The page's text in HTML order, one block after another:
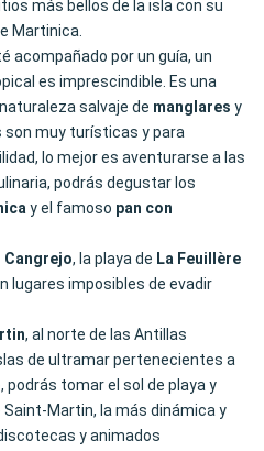
más bellos de la isla con su
Martinica.
acompañado por un guía, un
es imprescindible. Es una
salvaje de manglares y
son muy turísticas y para
lo mejor es aventurarse a las
podrás degustar los
y el famoso pan con
Cangrejo, la playa de La Feuillère
lugares imposibles de evadir
, al norte de las Antillas
de ultramar pertenecientes a
podrás tomar el sol de playa y
Martin, la más dinámica y
y animados